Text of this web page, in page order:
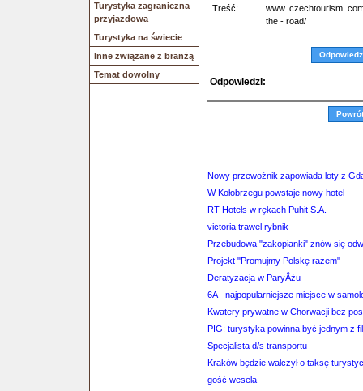
Turystyka zagraniczna
przyjazdowa
Turystyka na świecie
Inne związane z branżą
Temat dowolny
Treść:
www. czechtourism.
the - road/
Odpowiedz
Odpowiedzi:
Nowy przewoźnik zapowiada loty z
W Kołobrzegu powstaje nowy hotel
RT Hotels w rękach Puhit S.A.
victoria trawel rybnik
Przebudowa "zakopianki" znów się
Projekt "Promujmy Polskę razem"
Deratyzacja w ParyÂżu
6A - najpopularniejsze miejsce w
Kwatery prywatne w Chorwacji bez
PIG: turystyka powinna być jednym z
Specjalista d/s transportu
Kraków będzie walczył o taksę
gość wesela